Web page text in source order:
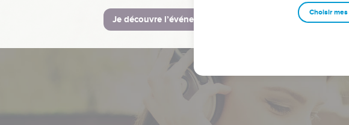
Je découvre l’événement
Choisir